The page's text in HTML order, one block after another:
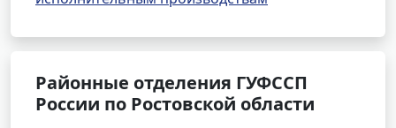
Районные отделения ГУФССП
России по Ростовской области